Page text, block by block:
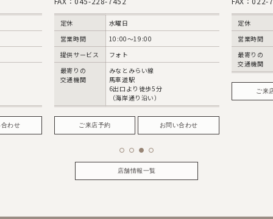
わせ
定休
水曜日
営業時間
10:00〜19:00
提供サービス
フォト
最寄りの
交通機関
みなとみらい線
馬車道駅
6出口より徒歩5分
（海岸通り沿い）
ご来店予約 お問い合わせ
定休
営業時間
最寄りの
交通機関
ご来
店舗情報一覧